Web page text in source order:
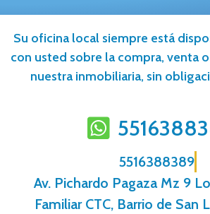
Su oficina local siempre está
con usted sobre la compra, venta
nuestra inmobiliaria, sin
5516388389
Av. Pichardo Pagaza Mz 9
Familiar CTC, Barrio de San